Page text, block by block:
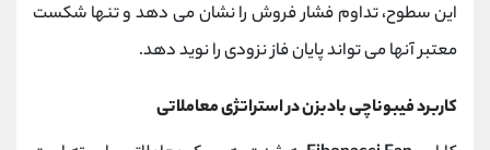
این سطوح، تداوم فشار فروش را نشان می ‌دهد و تنها شکست
معتبر آنها می‌ تواند پایان فاز نزودی را نوید دهد.
کاربرد فیبوناچی بادبزن در استراتژی معاملاتی